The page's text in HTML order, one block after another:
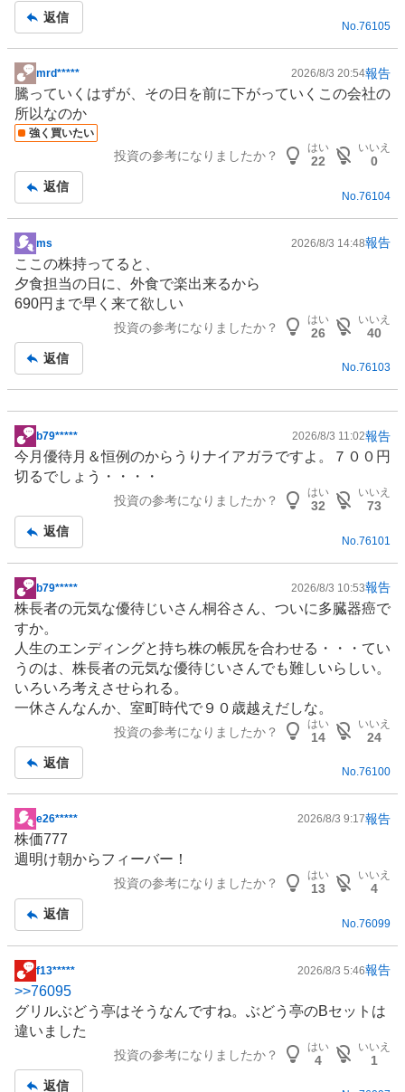
返信
No.76105
掲
示
板
記
mrd***** 2026/8/3 20:54報告
騰っていくはずが、その日を前に下がっていくこの会社の
所以なのか
強く買いたい
投資の参考になりましたか？
はい
22
いいえ
0
返信
No. 76104
掲
示
板
記
ms 2026/8/3 14:48報告
ここの株持ってると、
夕食担当の日に、 外食で楽出来るから
690円まで早く来て欲しい
投資の参考になりましたか？
はい
26
いいえ
40
返信
No.76103
掲
示
板
b79***** 2026/8/3 11:02報告
今月優待月＆恒例のからうりナイアガラですよ。７００円
切るでしょう・・・・
投資の参考になりましたか？
はい
32
いいえ
73
返信
No. 76101
掲
示
板
記
事
b79***** 2026/8/3 10:53報告
株長者の元気な優待じいさん桐谷さん、ついに多臓器癌で
すか。
人生のエンディングと持ち株の帳尻を合わせる・・・てい
うのは、株長者の元気な優待じいさんでも難しいらしい。
いろいろ考えさせられる。
一休さんなんか、室町時代で９０歳越えだしな。
投資の参考になりましたか？
はい
14
いいえ
24
返信
No.76100
掲
示
板
e26***** 2026/8/3 9:17報告
株価777
週明け朝からフィーバー！
投資の参考になりましたか？
はい
13
いいえ
4
返信
No. 76099
掲
示
板
記
f13***** 2026/8/3 5:46報告
>>76095
グリルぶどう亭はそうなんですね。ぶどう亭のBセットは
違いました
投資の参考になりましたか？
はい
4
いいえ
1
返信